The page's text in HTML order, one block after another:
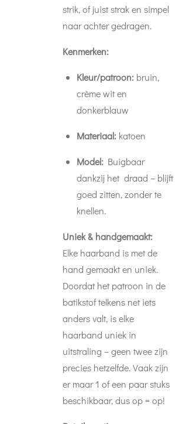
strik, of juist strak en simpel
naar achter gedragen.
Kenmerken:
Kleur/patroon: bruin,
crème wit en
donkerblauw
Materiaal: katoen
Model: Buigbaar
dankzij het draad – blijft
goed zitten, zonder te
knellen.
Uniek & handgemaakt:
Elke haarband is met de
hand gemaakt en uniek.
Doordat het patroon in de
batikstof telkens net iets
anders valt, is elke
haarband uniek in
uitstraling – geen twee zijn
precies hetzelfde. Vaak zijn
er maar 1 of een paar stuks
beschikbaar, dus op = op!